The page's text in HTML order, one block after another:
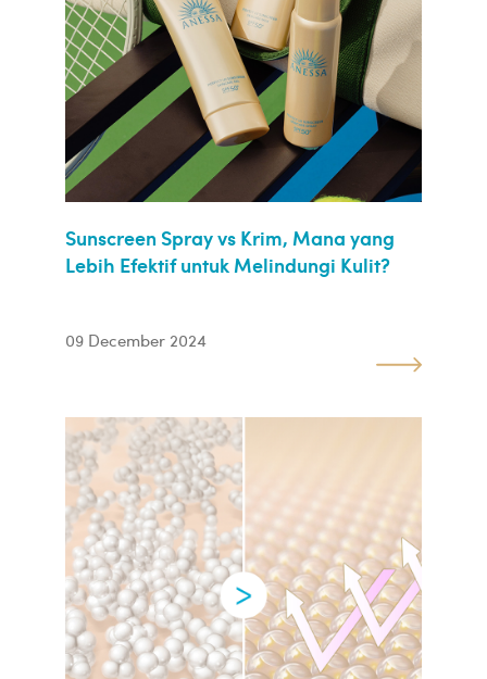
Sunscreen Spray vs Krim, Mana yang
Lebih Efektif untuk Melindungi Kulit?
09 December 2024